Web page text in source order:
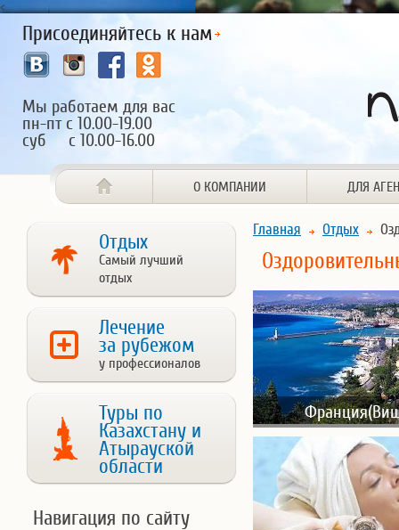
<
Присоединяйтесь к нам
Мы работаем для вас
пн-пт с 10.00-19.00
суб с 10.00-16.00
О КОМПАНИИ ДЛЯ
Отдых
Самый лучший
отдых
Лечение
за рубежом
у профессионалов
Туры по
Казахстану и
Атырауской
области
Навигация по сайту
Главная Отдых